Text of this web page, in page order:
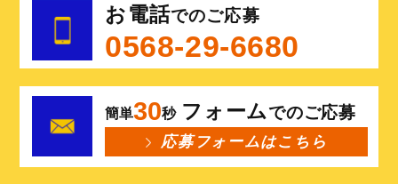
お電話でのご応募
0568-29-6680
簡単30秒 フォームでのご応募
応募フォームはこちら